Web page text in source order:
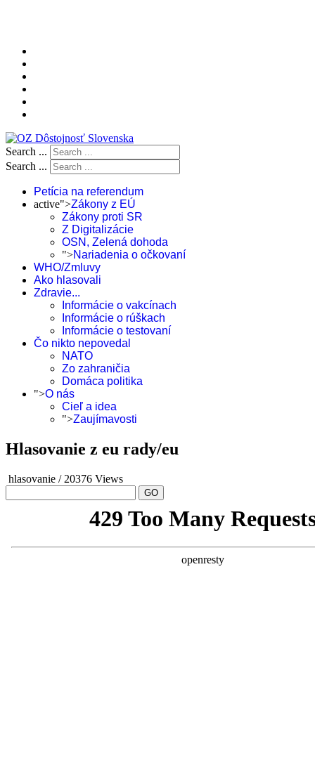
Search ...
Search ...
Petícia na referendum
active">Zákony z EÚ
Zákony proti SR
Z Digitalizácie
OSN, Zelená dohoda
">Nariadenia o očkovaní
WHO/Zmluvy
Ako hlasovali
Zdravie...
Informácie o vakcínach
Informácie o rúškach
Informácie o testovaní
Čo nikto nepovedal
NATO
Zo zahraničia
Domáca politika
">O nás
Cieľ a idea
">Zaujímavosti
Hlasovanie z eu rady/eu
hlasovanie / 20376 Views
GO